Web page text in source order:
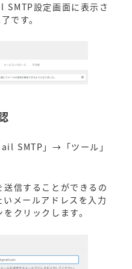
SMTP設定画面に表示さ
です。
SMTP」→「ツール」
信することができるの
メールアドレスを入力
クリックします。